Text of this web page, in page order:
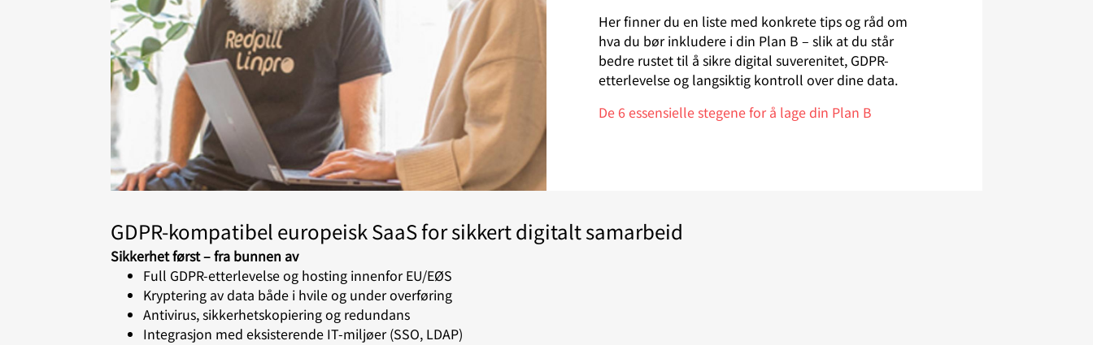
Her finner du en liste med konkrete tips og råd om
hva du bør inkludere i din Plan B – slik at du står
bedre rustet til å sikre digital suverenitet, GDPR-
etterlevelse og langsiktig kontroll over dine data.
De 6 essensielle stegene for å lage din Plan B
GDPR-kompatibel europeisk SaaS for sikkert digitalt samarbeid
Sikkerhet først – fra bunnen av
Full GDPR-etterlevelse og hosting innenfor EU/EØS
Kryptering av data både i hvile og under overføring
Antivirus, sikkerhetskopiering og redundans
Integrasjon med eksisterende IT-miljøer (SSO, LDAP)